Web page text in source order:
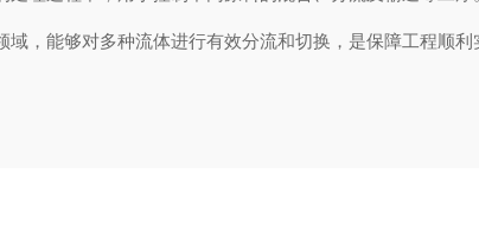
能够对多种流体进行有效分流和切换，是保障工程顺利